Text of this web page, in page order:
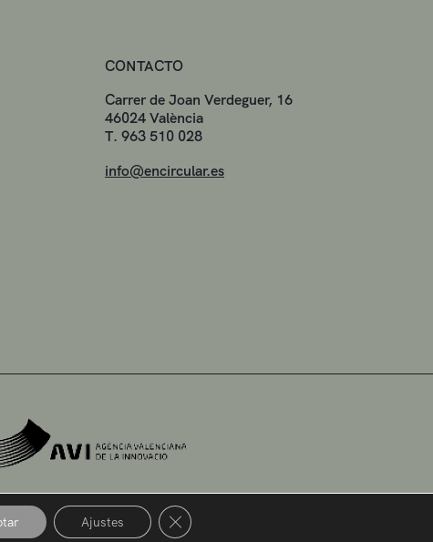
CONTACTO
Carrer de Joan Verdeguer, 16
46024 València
T. 963 510 028
info@encircular.es
Ajustes Cerrar el banner de cookies RGPD